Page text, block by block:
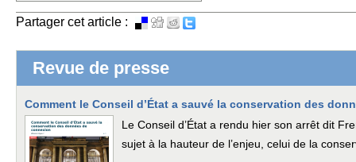
Partager cet article :
Revue de presse
Comment le Conseil d’État a sauvé la conservation des
Le Conseil d’État a rendu hier son arrêt dit
sujet à la hauteur de l’enjeu, celui de la